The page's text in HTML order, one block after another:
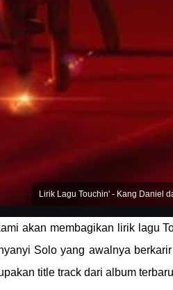
Lirik Lagu Touchin' - Kang Daniel
akan membagikan lirik lagu
Solo yang awalnya
title track dari album